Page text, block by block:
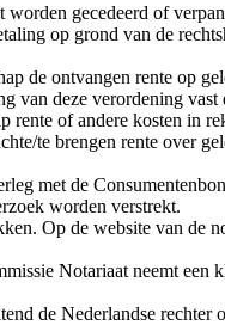
gecedeerd of
op grond van de
de ontvangen rente op
van deze verordening
rente of andere kosten in
te brengen rente over
met de
worden verstrekt.
Op de website van de
Notariaat neemt een
de Nederlandse rechter